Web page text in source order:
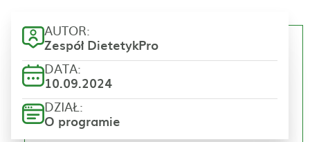
AUTOR:
Zespół DietetykPro
DATA:
10.09.2024
DZIAŁ:
O programie